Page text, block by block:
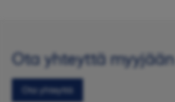
Ota yhteyttä myyjään
Ota yhteyttä